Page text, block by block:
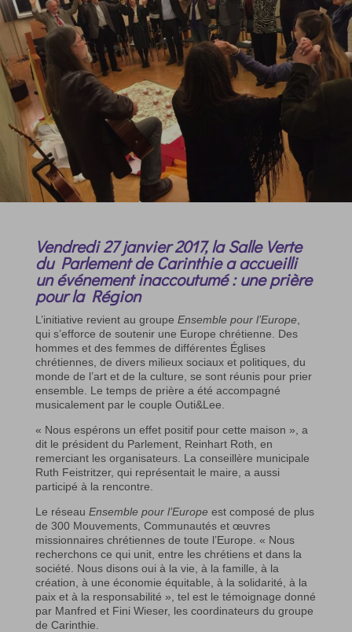
Vendredi 27 janvier 2017, la Salle Verte
du Parlement de Carinthie a accueilli
un événement inaccoutumé : une prière
pour la Région
L’initiative revient au groupe Ensemble pour l’Europe,
qui s’efforce de soutenir une Europe chrétienne. Des
hommes et des femmes de différentes Églises
chrétiennes, de divers milieux sociaux et politiques, du
monde de l’art et de la culture, se sont réunis pour prier
ensemble. Le temps de prière a été accompagné
musicalement par le couple Outi&Lee.
« Nous espérons un effet positif pour cette maison », a
dit le président du Parlement, Reinhart Roth, en
remerciant les organisateurs. La conseillère municipale
Ruth Feistritzer, qui représentait le maire, a aussi
participé à la rencontre.
Le réseau Ensemble pour l’Europeest composé de plus
de 300 Mouvements, Communautés et œuvres
missionnaires chrétiennes de toute l’Europe. « Nous
recherchons ce qui unit, entre les chrétiens et dans la
société. Nous disons oui à la vie, à la famille, à la
création, à une économie équitable, à la solidarité, à la
paix et à la responsabilité », tel est le témoignage donné
par Manfred et Fini Wieser, les coordinateurs du groupe
de Carinthie.